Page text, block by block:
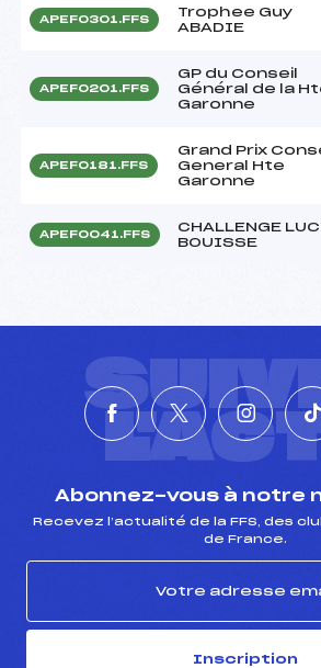
APEF0301.FFS
Trophee Guy
ABADIE
APEF0201.FFS
GP du Conseil
Général de la
Garonne
APEF0181.FFS
Grand Prix
General Hte
Garonne
APEF0041.FFS
CHALLENGE
BOUISSE
Abonnez-vous à notre
Recevez l’actualité de la FFS, des
de France.
Inscription